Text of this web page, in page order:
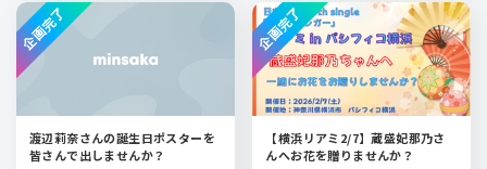
渡辺莉奈さんの誕生日ポスターを
皆さんで出しませんか？
企画完了
【横浜リアミ2/7】蔵盛妃那乃さ
んへお花を贈りませんか？
企画完了